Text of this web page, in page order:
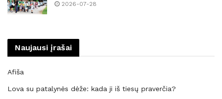
2026-07-28
Naujausi įrašai
Afiša
Lova su patalynės dėže: kada ji iš tiesų praverčia?